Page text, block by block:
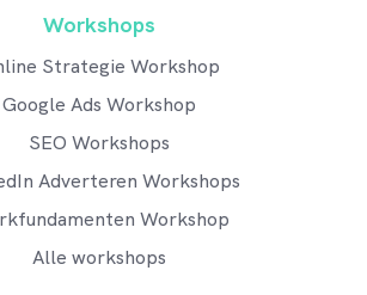
Workshops
Strategie Workshop
Google Ads Workshop
SEO Workshops
Adverteren Workshops
Workshop
Alle workshops